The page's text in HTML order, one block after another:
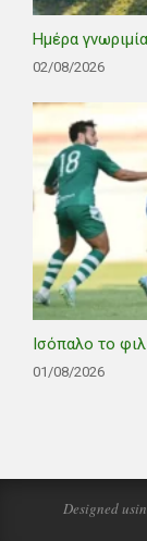
Ημέρα
02/08/2026
Ισόπαλο το
01/08/2026
Designed